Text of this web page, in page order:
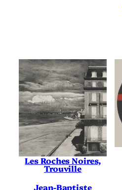
Les Roches Noires,
Trouville
Jean-Baptiste